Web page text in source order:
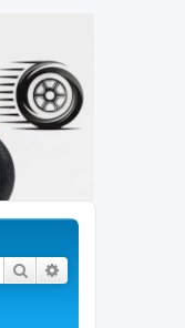
Rechercher